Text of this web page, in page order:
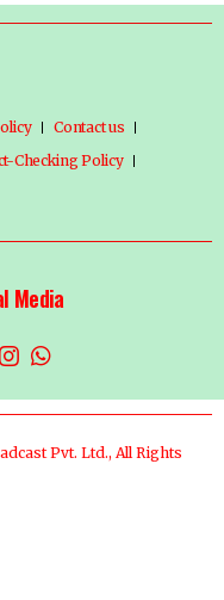
Contact us
Checking Policy
Media
Pvt. Ltd., All Rights